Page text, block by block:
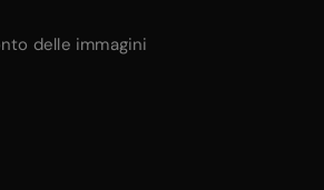
delle immagini